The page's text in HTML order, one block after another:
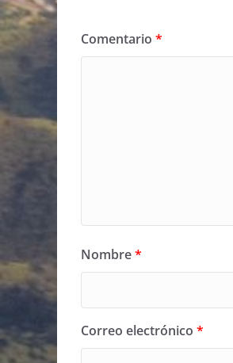
Comentario *
Nombre*
Correo electrónico *